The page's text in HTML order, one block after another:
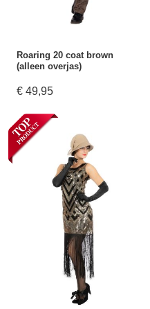
Roaring 20 coat brown
(alleen overjas)
€ 49,95